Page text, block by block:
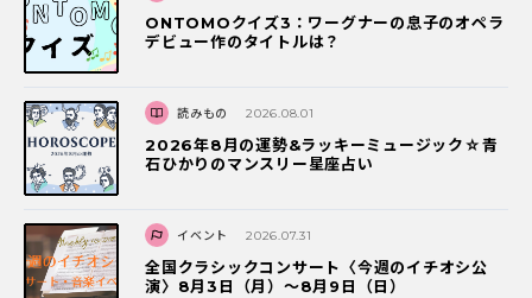
ONTOMOクイズ3：ワーグナーの息子のオペラ
デビュー作のタイトルは？
読みもの 2026.08.01
2026年8月の運勢&ラッキーミュージック☆青
石ひかりのマンスリー星座占い
イベント 2026.07.31
全国クラシックコンサート〈今週のイチオシ公
演〉8月3日（月）～8月9日（日）